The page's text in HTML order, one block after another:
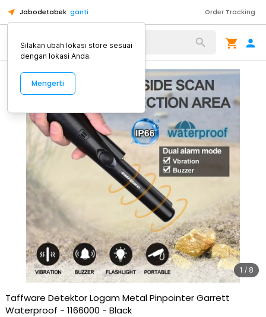
Jabodetabek ganti Order Tracking
Alat Kopi
1 / 8
Taffware Detektor Logam Metal Pinpointer Garrett
Waterproof - 1166000 - Black
Silakan ubah lokasi store sesuai
dengan lokasi Anda.
Mengerti